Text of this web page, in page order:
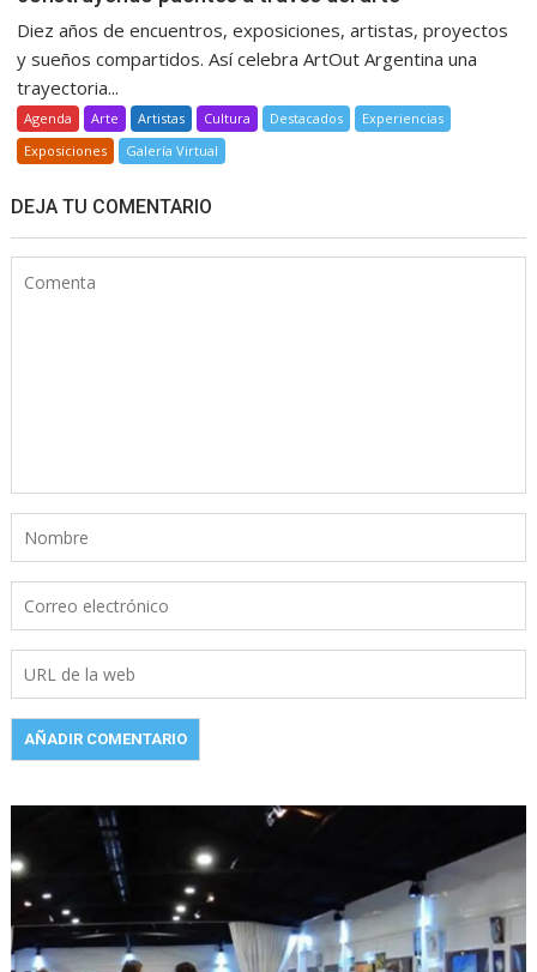
Diez años de encuentros, exposiciones, artistas, proyectos
y sueños compartidos. Así celebra ArtOut Argentina una
trayectoria...
Agenda Arte Artistas Cultura Destacados
Experiencias
Exposiciones
Galería Virtual
DEJA TU COMENTARIO